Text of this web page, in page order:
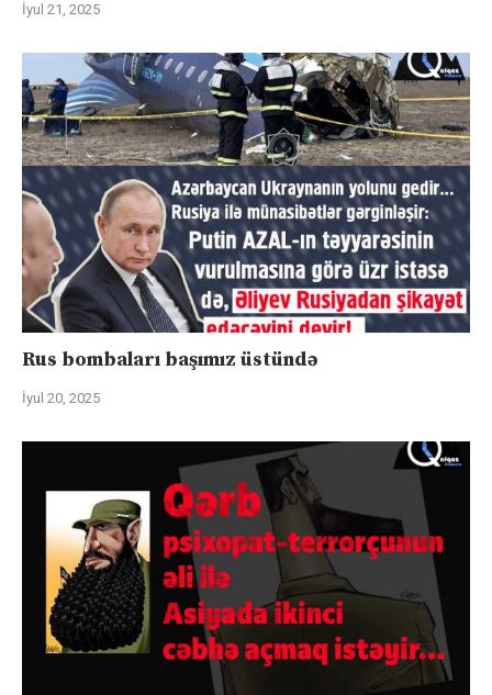
İyul 21, 2025
Rus bombaları başımız üstündə
İyul 20, 2025